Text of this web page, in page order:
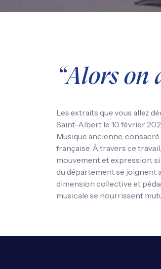
“Alors on
Les extraits que vous allez
Saint-Albert le 10 février
Musique ancienne, consacré
française. À travers ce
mouvement et expression,
du département se joignent
dimension collective et
musicale se nourrissent